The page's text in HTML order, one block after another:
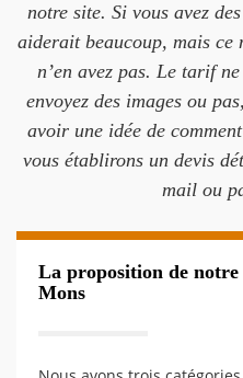
notre site. Si vous avez
aiderait beaucoup, mais ce
n’en avez pas. Le tarif
envoyez des images ou
avoir une idée de
vous établirons un devis
mail ou
La proposition de notre
Mons